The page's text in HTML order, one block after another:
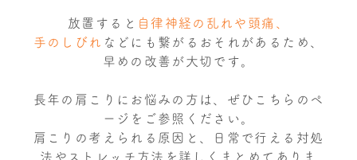
放置すると 自律神経の乱れや頭痛、
手のしびれ などにも繋がるおそれがあるため、
早めの改善が大切です。
長年の肩こりにお悩みの方は、ぜひこちらのペ
ージをご参照ください。
肩こりの考えられる原因と、日常で行える対処
法やストレッチ方法を詳しくまとめてありま